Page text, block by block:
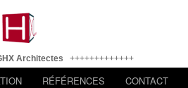
Architectes +++++++++++++
RÉFÉRENCES CONTACT